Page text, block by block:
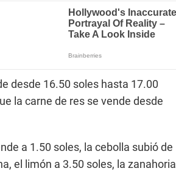
desde 16.50 soles hasta 17.00
la carne de res se vende desde
a 1.50 soles, la cebolla subió de
el limón a 3.50 soles, la zanahoria